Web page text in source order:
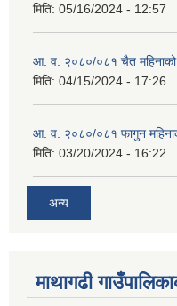
मिति: 05/16/2024 - 12:57
आ. व. २०८०/०८१ चैत
मिति: 04/15/2024 - 17:26
आ. व. २०८०/०८१ फागुन
मिति: 03/20/2024 - 16:22
अन्य
माथागढी